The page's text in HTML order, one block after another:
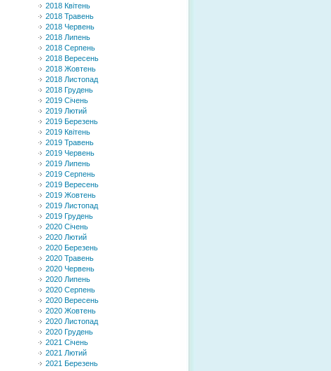
2018 Квітень
2018 Травень
2018 Червень
2018 Липень
2018 Серпень
2018 Вересень
2018 Жовтень
2018 Листопад
2018 Грудень
2019 Січень
2019 Лютий
2019 Березень
2019 Квітень
2019 Травень
2019 Червень
2019 Липень
2019 Серпень
2019 Вересень
2019 Жовтень
2019 Листопад
2019 Грудень
2020 Січень
2020 Лютий
2020 Березень
2020 Травень
2020 Червень
2020 Липень
2020 Серпень
2020 Вересень
2020 Жовтень
2020 Листопад
2020 Грудень
2021 Січень
2021 Лютий
2021 Березень